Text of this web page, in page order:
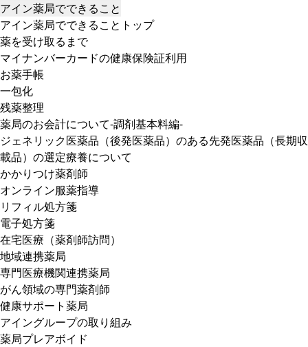
アイン薬局でできること
アイン薬局でできることトップ
薬を受け取るまで
マイナンバーカードの健康保険証利用
お薬手帳
一包化
残薬整理
薬局のお会計について-調剤基本料編-
ジェネリック医薬品（後発医薬品）のある先発医薬品（長期収
載品）の選定療養について
かかりつけ薬剤師
オンライン服薬指導
リフィル処方箋
電子処方箋
在宅医療（薬剤師訪問）
地域連携薬局
専門医療機関連携薬局
がん領域の専門薬剤師
健康サポート薬局
アイングループの取り組み
薬局プレアボイド